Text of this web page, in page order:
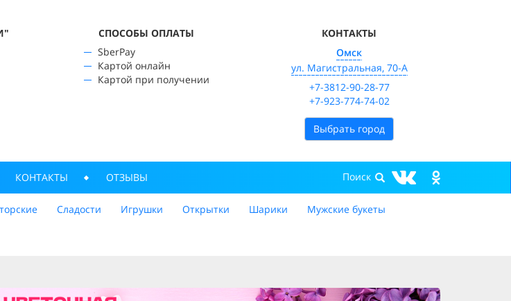
CПОСОБЫ ОПЛАТЫ
SberPay
Картой онлайн
Картой при получении
КОНТАКТЫ
Омск
ул. Магистральная, 70-А
+7-3812-90-28-77
+7-923-774-74-02
Выбрать город
КОНТАКТЫ ОТЗЫВЫ
Сладости Игрушки Открытки Шарики Мужские букеты